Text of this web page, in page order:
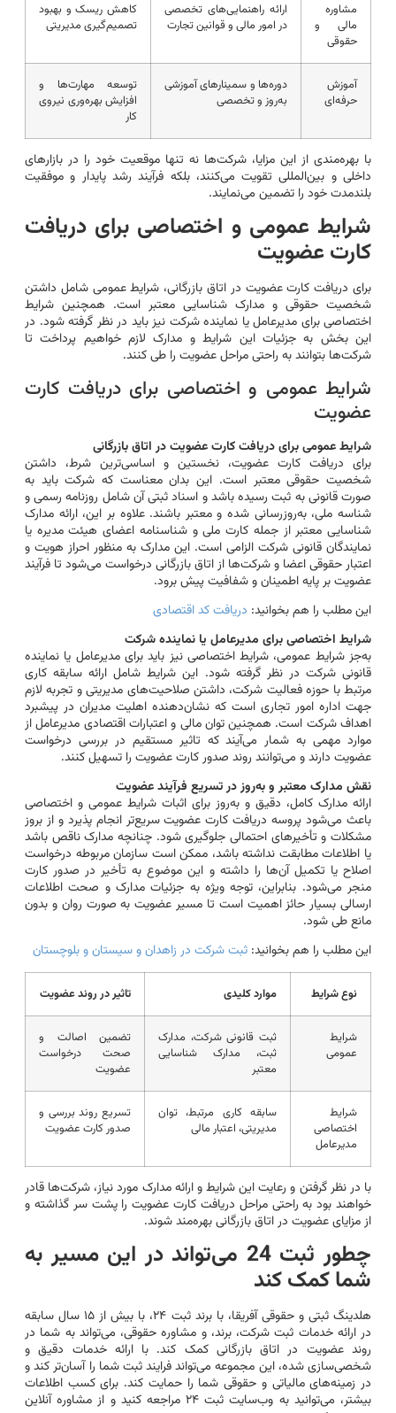
مشاوره
مالی و
حقوقی
ارائه راهنمایی‌های تخصصی
در امور مالی و قوانین تجارت
کاهش ریسک و بهبود
تصمیم‌گیری مدیریتی
آموزش
حرفه‌ای
دوره‌ها و سمینارهای آموزشی
به‌روز و تخصصی
توسعه مهارت‌ها و
افزایش بهره‌وری نیروی
کار
با بهره‌مندی از این مزایا، شرکت‌ها نه تنها موقعیت خود را در بازارهای
داخلی و بین‌المللی تقویت می‌کنند، بلکه فرآیند رشد پایدار و موفقیت
بلندمدت خود را تضمین می‌نمایند.
شرایط عمومی و اختصاصی برای دریافت
کارت عضویت
برای دریافت کارت عضویت در اتاق بازرگانی، شرایط عمومی شامل داشتن
شخصیت حقوقی و مدارک شناسایی معتبر است. همچنین شرایط
اختصاصی برای مدیرعامل یا نماینده شرکت نیز باید در نظر گرفته شود. در
این بخش به جزئیات این شرایط و مدارک لازم خواهیم پرداخت تا
شرکت‌ها بتوانند به راحتی مراحل عضویت را طی کنند.
شرایط عمومی و اختصاصی برای دریافت کارت
عضویت
شرایط عمومی برای دریافت کارت عضویت در اتاق بازرگانی
برای دریافت کارت عضویت، نخستین و اساسی‌ترین شرط، داشتن
شخصیت حقوقی معتبر است. این بدان معناست که شرکت باید به
صورت قانونی به ثبت رسیده باشد و اسناد ثبتی آن شامل روزنامه رسمی و
شناسه ملی، به‌روزرسانی شده و معتبر باشند. علاوه بر این، ارائه مدارک
شناسایی معتبر از جمله کارت ملی و شناسنامه اعضای هیئت مدیره یا
نمایندگان قانونی شرکت الزامی است. این مدارک به منظور احراز هویت و
اعتبار حقوقی اعضا و شرکت‌ها از اتاق بازرگانی درخواست می‌شود تا فرآیند
عضویت بر پایه اطمینان و شفافیت پیش برود.
این مطلب را هم بخوانید: دریافت کد اقتصادی
شرایط اختصاصی برای مدیرعامل یا نماینده شرکت
به‌جز شرایط عمومی، شرایط اختصاصی نیز باید برای مدیرعامل یا نماینده
قانونی شرکت در نظر گرفته شود. این شرایط شامل ارائه سابقه کاری
مرتبط با حوزه فعالیت شرکت، داشتن صلاحیت‌های مدیریتی و تجربه لازم
جهت اداره امور تجاری است که نشان‌دهنده اهلیت مدیران در پیشبرد
اهداف شرکت است. همچنین توان مالی و اعتبارات اقتصادی مدیرعامل از
موارد مهمی به شمار می‌آیند که تاثیر مستقیم در بررسی درخواست
عضویت دارند و می‌توانند روند صدور کارت عضویت را تسهیل کنند.
نقش مدارک معتبر و به‌روز در تسریع فرآیند عضویت
ارائه مدارک کامل، دقیق و به‌روز برای اثبات شرایط عمومی و اختصاصی
باعث می‌شود پروسه دریافت کارت عضویت سریع‌تر انجام پذیرد و از بروز
مشکلات و تأخیرهای احتمالی جلوگیری شود. چنانچه مدارک ناقص باشد
یا اطلاعات مطابقت نداشته باشد، ممکن است سازمان مربوطه درخواست
اصلاح یا تکمیل آن‌ها را داشته و این موضوع به تأخیر در صدور کارت
منجر می‌شود. بنابراین، توجه ویژه به جزئیات مدارک و صحت اطلاعات
ارسالی بسیار حائز اهمیت است تا مسیر عضویت به صورت روان و بدون
مانع طی شود.
این مطلب را هم بخوانید: ثبت شرکت در زاهدان و سیستان و بلوچستان
نوع شرایط موارد کلیدی تاثیر در روند عضویت
شرایط
عمومی
ثبت قانونی شرکت، مدارک
ثبت، مدارک شناسایی
معتبر
تضمین اصالت و
صحت درخواست
عضویت
شرایط
اختصاصی
مدیرعامل
سابقه کاری مرتبط، توان
مدیریتی، اعتبار مالی
تسریع روند بررسی و
صدور کارت عضویت
با در نظر گرفتن و رعایت این شرایط و ارائه مدارک مورد نیاز، شرکت‌ها قادر
خواهند بود به راحتی مراحل دریافت کارت عضویت را پشت سر گذاشته و
از مزایای عضویت در اتاق بازرگانی بهره‌مند شوند.
چطور ثبت 24 می‌تواند در این مسیر به
شما کمک کند
هلدینگ ثبتی و حقوقی آفریقا، با برند ثبت ۲۴، با بیش از ۱۵ سال سابقه
در ارائه خدمات ثبت شرکت، برند، و مشاوره حقوقی، می‌تواند به شما در
روند عضویت در اتاق بازرگانی کمک کند. با ارائه خدمات دقیق و
شخصی‌سازی شده، این مجموعه می‌تواند فرایند ثبت شما را آسان‌تر کند و
در زمینه‌های مالیاتی و حقوقی شما را حمایت کند. برای کسب اطلاعات
بیشتر، می‌توانید به وب‌سایت ثبت ۲۴ مراجعه کنید و از مشاوره آنلاین